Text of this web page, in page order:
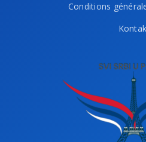
Conditions